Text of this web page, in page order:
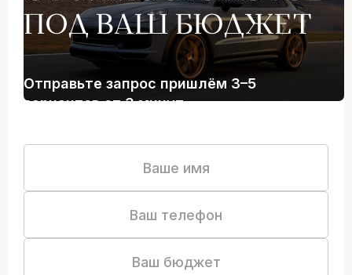
ПОД ВАШ БЮДЖЕТ
Отправьте запрос пришлём 3–5
вариантов от 3 минут